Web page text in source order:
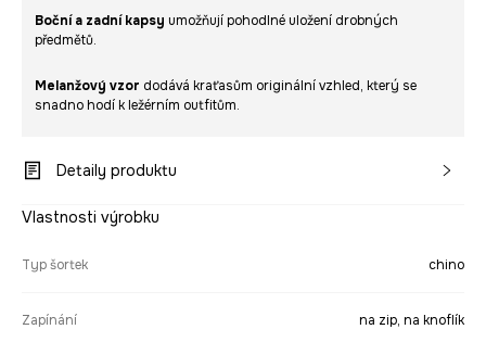
Boční a zadní kapsy umožňují pohodlné uložení drobných
předmětů.
Melanžový vzor dodává kraťasům originální vzhled, který se
snadno hodí k ležérním outfitům.
Detaily produktu
Vlastnosti výrobku
Typ šortek chino
Zapínání na zip, na knoflík